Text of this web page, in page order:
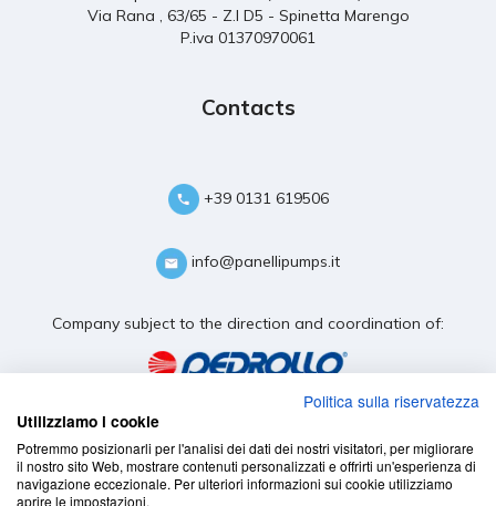
Via Rana , 63/65 - Z.I D5 - Spinetta Marengo
P.iva 01370970061
Contacts
+39 0131 619506
info@panellipumps.it
Company subject to the direction and coordination of:
Politica sulla riservatezza
Utilizziamo i cookie
Potremmo posizionarli per l'analisi dei dati dei nostri visitatori, per migliorare
il nostro sito Web, mostrare contenuti personalizzati e offrirti un'esperienza di
navigazione eccezionale. Per ulteriori informazioni sui cookie utilizziamo
aprire le impostazioni.